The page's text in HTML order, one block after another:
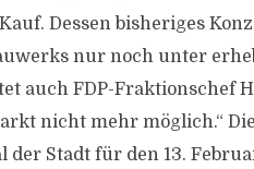
Dessen bisheriges
nur noch unter
auch FDP-Fraktionschef
nicht mehr möglich.“
der Stadt für den 13.